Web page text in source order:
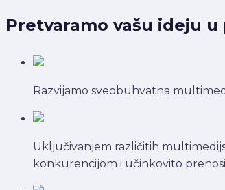
Pretvaramo vašu ideju
Razvijamo sveobuhvatna
Uključivanjem različitih
konkurencijom i učinkovito